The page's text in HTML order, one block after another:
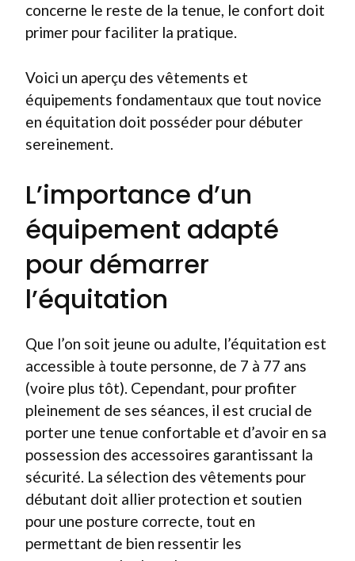
concerne le reste de la tenue, le confort doit
primer pour faciliter la pratique.
Voici un aperçu des vêtements et
équipements fondamentaux que tout novice
en équitation doit posséder pour débuter
sereinement.
L’importance d’un
équipement adapté
pour démarrer
l’équitation
Que l’on soit jeune ou adulte, l’équitation est
accessible à toute personne, de 7 à 77 ans
(voire plus tôt). Cependant, pour profiter
pleinement de ses séances, il est crucial de
porter une tenue confortable et d’avoir en sa
possession des accessoires garantissant la
sécurité. La sélection des vêtements pour
débutant doit allier protection et soutien
pour une posture correcte, tout en
permettant de bien ressentir les